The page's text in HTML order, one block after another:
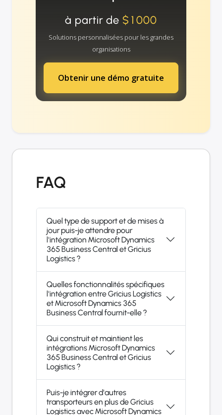
à partir de $1000
Solutions personnalisées pour les grandes
organisations
Obtenir une démo gratuite
FAQ
Quel type de support et de mises à
jour puis-je attendre pour
l'intégration Microsoft Dynamics
365 Business Central et Gricius
Logistics ?
Quelles fonctionnalités spécifiques
l'intégration entre Gricius Logistics
et Microsoft Dynamics 365
Business Central fournit-elle ?
Qui construit et maintient les
intégrations Microsoft Dynamics
365 Business Central et Gricius
Logistics ?
Puis-je intégrer d'autres
transporteurs en plus de Gricius
Logistics avec Microsoft Dynamics